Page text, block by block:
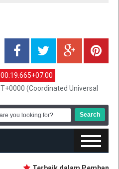
(Coordinated Universal